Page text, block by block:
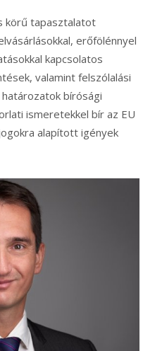
körű tapasztalatot
erőfölénnyel
kapcsolatos
valamint felszólalási
bírósági
ismeretekkel bír az EU
alapított igények